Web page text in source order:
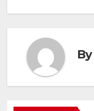
ビ
ゲ
ー
シ
By